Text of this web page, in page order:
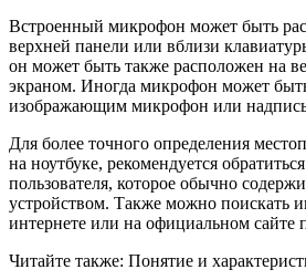
Встроенный микрофон может быть
верхней панели или вблизи
он может быть также расположен на
экраном. Иногда микрофон может
изображающим микрофон или
Для более точного определения
на ноутбуке, рекомендуется
пользователя, которое обычно
устройством. Также можно поискать
интернете или на официальном сайте
Читайте также: Понятие и